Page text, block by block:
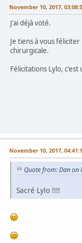
November 10, 2017,
J'ai déjà voté.
Je tiens à vous
chirurgicale.
Félicitations Lylo,
November 10, 2017,
Quote from: Dan on
Sacré Lylo !!!!